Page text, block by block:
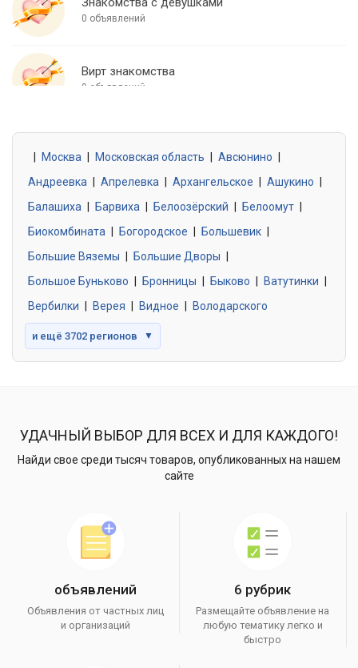
0 объявлений
Вирт знакомства
0 объявлений
0 объявлений
Знакомства без обязательств
0 объявлений
Москва Московская область Авсюнино
Андреевка
Апрелевка Архангельское Ашукино
Балашиха
Барвиха Белоозёрский Белоомут
Биокомбината
Богородское Большевик
Большие Вяземы
Большие Дворы
Большое Буньково
Бронницы Быково Ватутинки
Вербилки
Верея Видное Володарского
и ещё 3702 регионов ▼
УДАЧНЫЙ ВЫБОР ДЛЯ ВСЕХ И ДЛЯ КАЖДОГО!
Найди свое среди тысяч товаров, опубликованных на нашем
сайте
объявлений
Объявления от частных лиц
и организаций
6 рубрик
Размещайте объявление на
любую тематику легко и
быстро